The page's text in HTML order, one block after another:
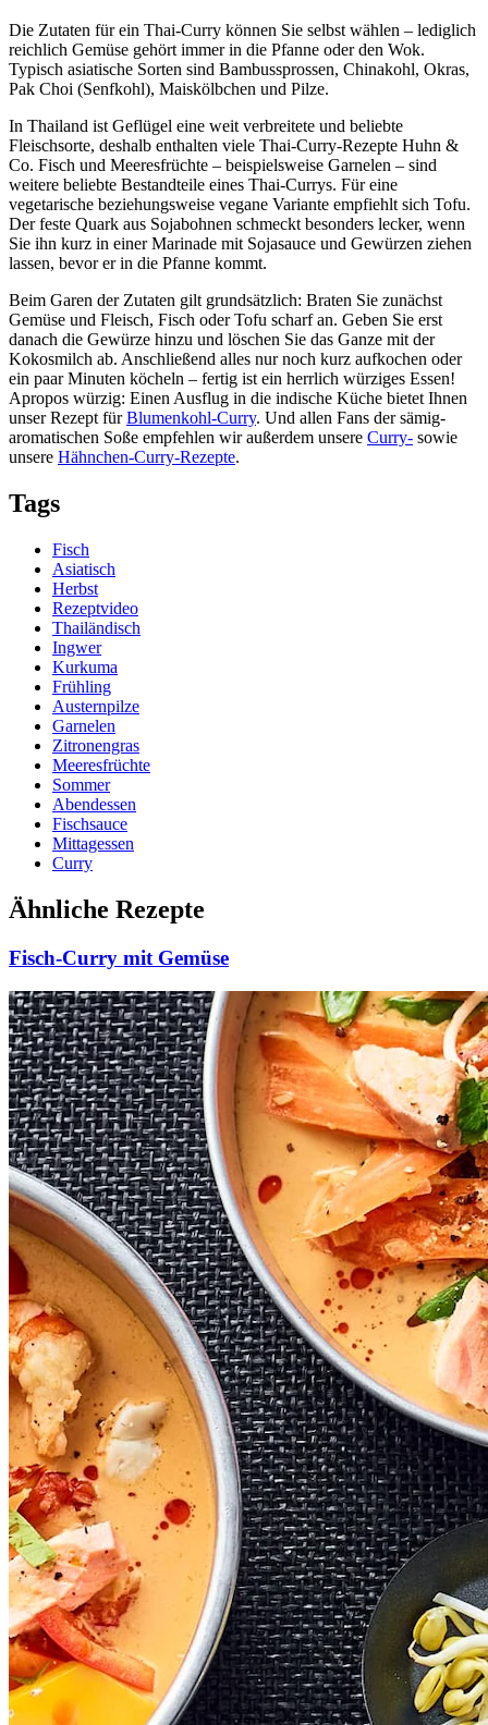
Die Zutaten für ein Thai-Curry können Sie selbst wählen – lediglich
reichlich Gemüse gehört immer in die Pfanne oder den Wok.
Typisch asiatische Sorten sind Bambussprossen, Chinakohl, Okras,
Pak Choi (Senfkohl), Maiskölbchen und Pilze.
In Thailand ist Geflügel eine weit verbreitete und beliebte
Fleischsorte, deshalb enthalten viele Thai-Curry-Rezepte Huhn &
Co. Fisch und Meeresfrüchte – beispielsweise Garnelen – sind
weitere beliebte Bestandteile eines Thai-Currys. Für eine
vegetarische beziehungsweise vegane Variante empfiehlt sich Tofu.
Der feste Quark aus Sojabohnen schmeckt besonders lecker, wenn
Sie ihn kurz in einer Marinade mit Sojasauce und Gewürzen ziehen
lassen, bevor er in die Pfanne kommt.
Beim Garen der Zutaten gilt grundsätzlich: Braten Sie zunächst
Gemüse und Fleisch, Fisch oder Tofu scharf an. Geben Sie erst
danach die Gewürze hinzu und löschen Sie das Ganze mit der
Kokosmilch ab. Anschließend alles nur noch kurz aufkochen oder
ein paar Minuten köcheln – fertig ist ein herrlich würziges Essen!
Apropos würzig: Einen Ausflug in die indische Küche bietet Ihnen
unser Rezept fürBlumenkohl-Curry. Und allen Fans der sämig-
aromatischen Soße empfehlen wir außerdem unsere Curry- sowie
unsere Hähnchen-Curry-Rezepte.
Tags
Fisch
Asiatisch
Herbst
Rezeptvideo
Thailändisch
Ingwer
Kurkuma
Frühling
Austernpilze
Garnelen
Zitronengras
Meeresfrüchte
Sommer
Abendessen
Fischsauce
Mittagessen
Curry
Ähnliche Rezepte
Fisch-Curry mit Gemüse